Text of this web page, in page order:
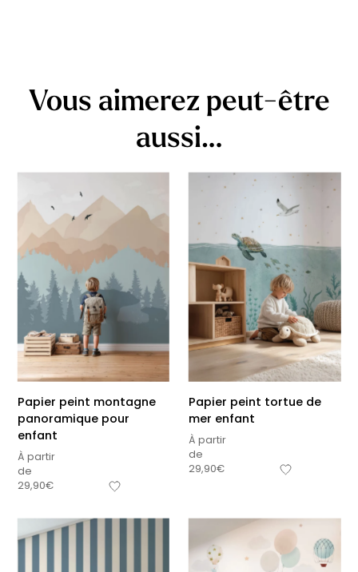
Vous aimerez peut-être
aussi…
Papier peint montagne
panoramique pour
enfant
À partir
de
29,90€
Papier peint tortue de
mer enfant
À partir
de
29,90€